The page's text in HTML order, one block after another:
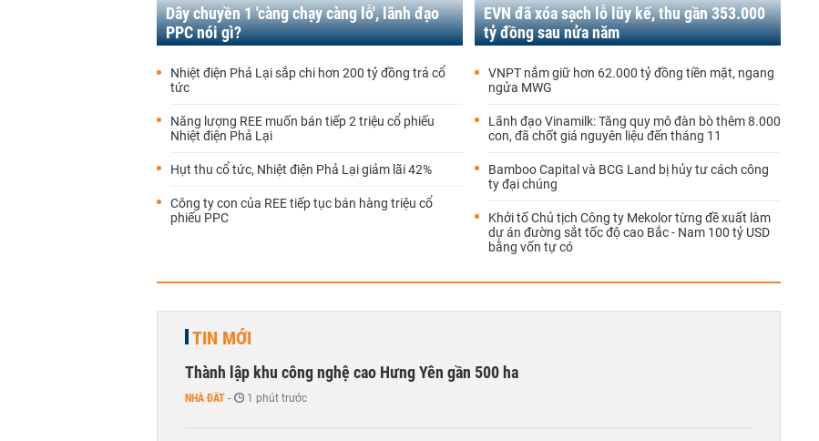
Dây chuyền 1 'càng chạy càng lỗ', lãnh đạo
PPC nói gì?
Nhiệt điện Phả Lại sắp chi hơn 200 tỷ đồng trả cổ
tức
Năng lượng REE muốn bán tiếp 2 triệu cổ phiếu
Nhiệt điện Phả Lại
Hụt thu cổ tức, Nhiệt điện Phả Lại giảm lãi 42%
Công ty con của REE tiếp tục bán hàng triệu cổ
phiếu PPC
EVN đã xóa sạch lỗ lũy kế, thu gần 353.000
tỷ đồng sau nửa năm
VNPT nắm giữ hơn 62.000 tỷ đồng tiền mặt, ngang
ngửa MWG
Lãnh đạo Vinamilk: Tăng quy mô đàn bò thêm 8.000
con, đã chốt giá nguyên liệu đến tháng 11
Bamboo Capital và BCG Land bị hủy tư cách công
ty đại chúng
Khởi tố Chủ tịch Công ty Mekolor từng đề xuất làm
dự án đường sắt tốc độ cao Bắc - Nam 100 tỷ USD
bằng vốn tự có
TIN MỚI
Thành lập khu công nghệ cao Hưng Yên gần 500 ha
NHÀ ĐẤT - 1 phút trước